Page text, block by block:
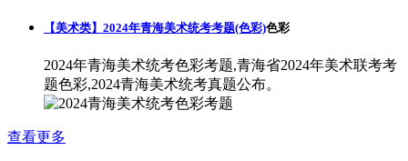
【美术类】2024年青海美术统考考题(色彩)色彩
2024年青海美术统考色彩考题,青海省2024年美术联考考
题色彩,2024青海美术统考真题公布。
查看更多